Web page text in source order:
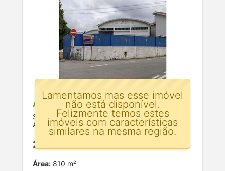
Armazém para venda
Santa Maria de Lamas, Santa Maria da Feira,
Aveiro
260.000 €
Área: 810 m²
Lamentamos mas esse imóvel
não está disponível.
Felizmente temos estes
imóveis com características
similares na mesma região.